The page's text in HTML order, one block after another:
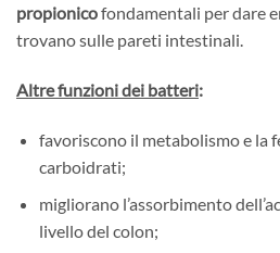
propionicofondamentali per dare
trovano sulle pareti intestinali.
Altre funzioni dei batteri:
favoriscono il metabolismo e la
carboidrati;
migliorano l’assorbimento
livello del colon;